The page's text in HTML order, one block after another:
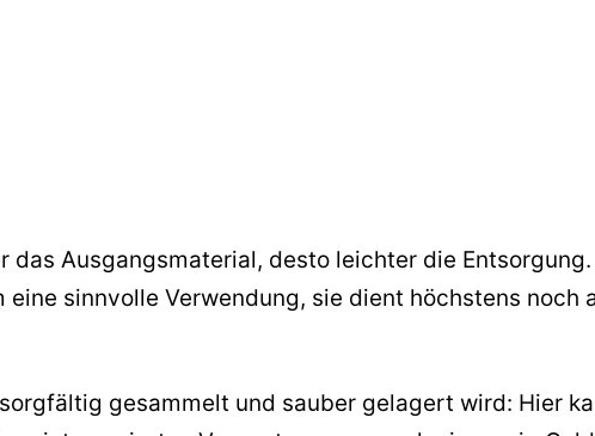
Ausgangsmaterial, desto leichter die Entsorgung.
sinnvolle Verwendung, sie dient höchstens noch
gesammelt und sauber gelagert wird: Hier